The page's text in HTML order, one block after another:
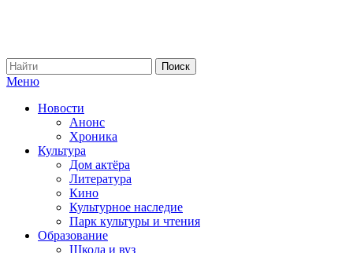
Меню
Новости
Анонс
Хроника
Культура
Дом актёра
Литература
Кино
Культурное наследие
Парк культуры и чтения
Образование
Школа и вуз